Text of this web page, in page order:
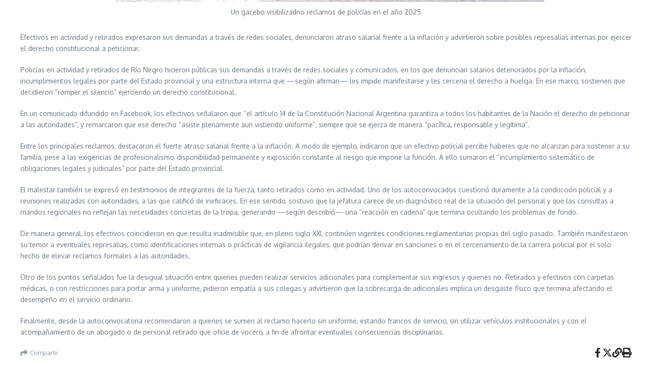
Un gacebo visibilizadno reclamos de policías en el año 2025
Efectivos en actividad y retirados expresaron sus demandas a través de redes sociales, denunciaron atraso salarial frente a la inflación y advirtieron sobre posibles represalias internas por ejercer
el derecho constitucional a peticionar.
Policías en actividad y retirados de Río Negro hicieron públicas sus demandas a través de redes sociales y comunicados, en los que denuncian salarios deteriorados por la inflación,
incumplimientos legales por parte del Estado provincial y una estructura interna que —según afirman— les impide manifestarse y les cercena el derecho a huelga. En ese marco, sostienen que
decidieron “romper el silencio” ejerciendo un derecho constitucional.
En un comunicado difundido en Facebook, los efectivos señalaron que “el artículo 14 de la Constitución Nacional Argentina garantiza a todos los habitantes de la Nación el derecho de peticionar
a las autoridades”, y remarcaron que ese derecho “asiste plenamente aun vistiendo uniforme”, siempre que se ejerza de manera “pacífica, responsable y legítima”.
Entre los principales reclamos, destacaron el fuerte atraso salarial frente a la inflación. A modo de ejemplo, indicaron que un efectivo policial percibe haberes que no alcanzan para sostener a su
familia, pese a las exigencias de profesionalismo, disponibilidad permanente y exposición constante al riesgo que impone la función. A ello sumaron el “incumplimiento sistemático de
obligaciones legales y judiciales” por parte del Estado provincial.
El malestar también se expresó en testimonios de integrantes de la fuerza, tanto retirados como en actividad. Uno de los autoconvocados cuestionó duramente a la conducción policial y a
reuniones realizadas con autoridades, a las que calificó de ineficaces. En ese sentido, sostuvo que la jefatura carece de un diagnóstico real de la situación del personal y que las consultas a
mandos regionales no reflejan las necesidades concretas de la tropa, generando —según describió— una “reacción en cadena” que termina ocultando los problemas de fondo.
De manera general, los efectivos coincidieron en que resulta inadmisible que, en pleno siglo XXI, continúen vigentes condiciones reglamentarias propias del siglo pasado. También manifestaron
su temor a eventuales represalias, como identificaciones internas o prácticas de vigilancia ilegales, que podrían derivar en sanciones o en el cercenamiento de la carrera policial por el solo
hecho de elevar reclamos formales a las autoridades.
Otro de los puntos señalados fue la desigual situación entre quienes pueden realizar servicios adicionales para complementar sus ingresos y quienes no. Retirados y efectivos con carpetas
médicas, o con restricciones para portar arma y uniforme, pidieron empatía a sus colegas y advirtieron que la sobrecarga de adicionales implica un desgaste físico que termina afectando el
desempeño en el servicio ordinario.
Finalmente, desde la autoconvocatoria recomendaron a quienes se sumen al reclamo hacerlo sin uniforme, estando francos de servicio, sin utilizar vehículos institucionales y con el
acompañamiento de un abogado o de personal retirado que oficie de vocero, a fin de afrontar eventuales consecuencias disciplinarias.
Compartir